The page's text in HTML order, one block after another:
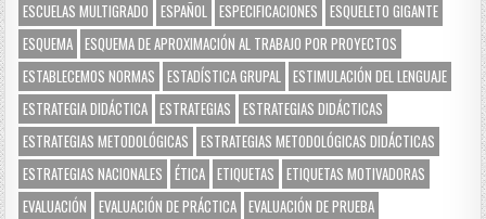
ESCUELAS MULTIGRADO ESPAÑOL ESPECIFICACIONES
ESQUELETO GIGANTE
ESQUEMA ESQUEMA DE APROXIMACIÓN AL TRABAJO POR PROYECTOS
ESTABLECEMOS NORMAS
ESTADÍSTICA GRUPAL ESTIMULACIÓN DEL LENGUAJE
ESTRATEGIA DIDÁCTICA ESTRATEGIAS
ESTRATEGIAS DIDÁCTICAS
ESTRATEGIAS METODOLÓGICAS
ESTRATEGIAS METODOLÓGICAS DIDÁCTICAS
ESTRATEGIAS NACIONALES
ÉTICA ETIQUETAS
ETIQUETAS MOTIVADORAS
EVALUACIÓN
EVALUACIÓN DE PRÁCTICA EVALUACIÓN DE PRUEBA